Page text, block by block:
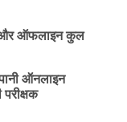
और ऑफलाइन कुल
ऑनलाइन